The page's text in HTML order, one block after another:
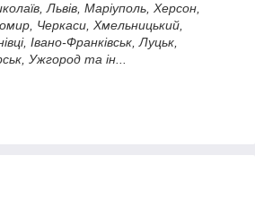
Львів, Маріуполь, Херсон,
Черкаси, Хмельницький,
Івано-Франківськ, Луцьк,
Ужгород та ін...